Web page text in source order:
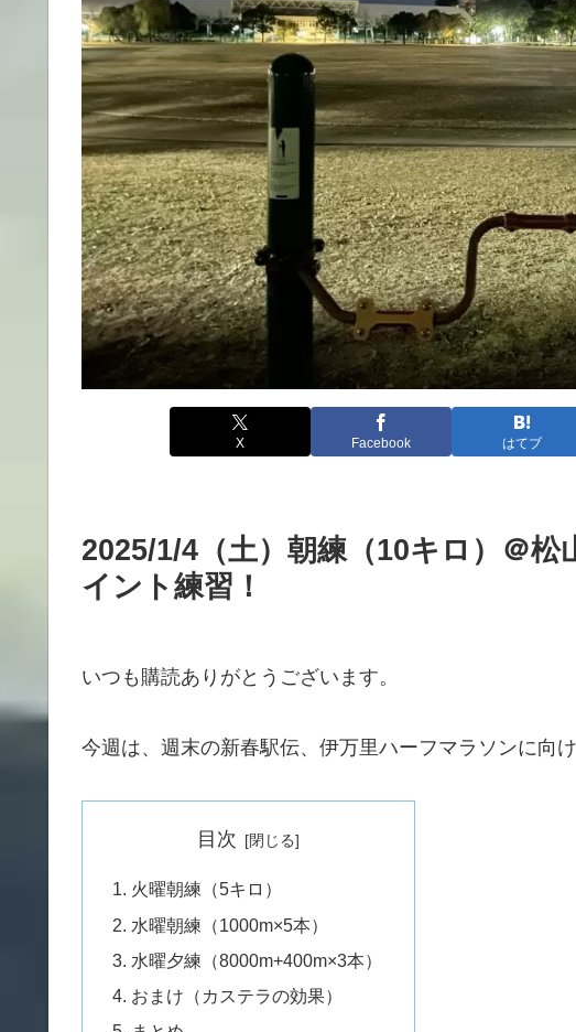
X Facebook はてブ
2025/1/4（土）朝練（10キロ）＠松
イント練習！
いつも購読ありがとうございます。
今週は、週末の新春駅伝、伊万里ハーフマラソンに向け
目次
火曜朝練（5キロ）
水曜朝練（1000m×5本）
水曜夕練（8000m+400m×3本）
おまけ（カステラの効果）